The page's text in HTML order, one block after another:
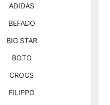
ADIDAS
BEFADO
BIG STAR
BOTO
CROCS
FILIPPO